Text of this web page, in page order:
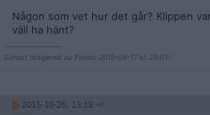
Någon som vet hur det går? Klippen
väll ha hänt?
Senast redigerad av Foxies 2015-05-17 kl. 23:07.
2015-10-26, 13:19